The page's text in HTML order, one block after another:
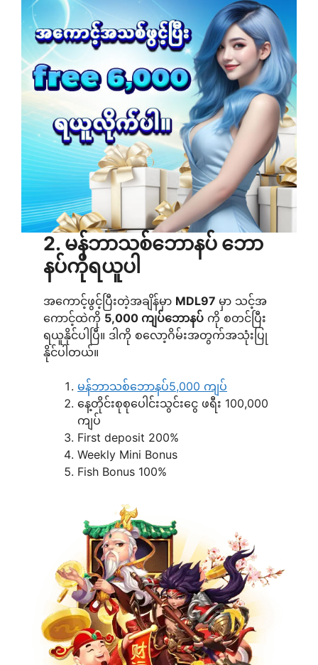
2. မန်ဘာသစ်ဘောနပ် ဘော
နပ်ကိုရယူပါ
အကောင့်ဖွင့်ပြီးတဲ့အချိန်မှာ MDL97 မှာ သင့်အ
ကောင့်ထဲကို 5,000 ကျပ်ဘောနပ် ကို စတင်ပြီး
ရယူနိုင်ပါပြီ။ ဒါကို စလော့ဂိမ်းအတွက်အသုံးပြု
နိုင်ပါတယ်။
မန်ဘာသစ်ဘောနပ်5,000 ကျပ်
နေ့တိုင်းစုစုပေါင်းသွင်းငွေ ဖရီး 100,000
ကျပ်
First deposit 200%
Weekly Mini Bonus
Fish Bonus 100%